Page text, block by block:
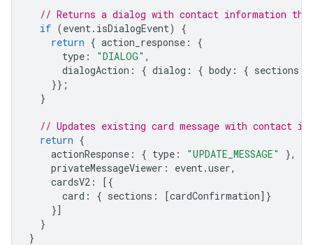
// Returns a dialog with contact information
if (event. isDialogEvent)
{
return { action_response :
{
type : "DIALOG" ,
dialogAction : { dialog : { body : { sections
}};
}
// Updates existing card message with contact
return {
actionResponse : { type : "UPDATE_MESSAGE"
},
privateMessageViewer : event.user,
cardsV2 :
[{
card : { sections : [cardConfirmation]}
}]
}
}